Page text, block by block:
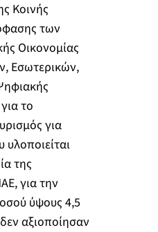
Κοινής
των
Οικονομίας
Εσωτερικών,
το
για
της
για την
ύψους 4,5
αξιοποίησαν